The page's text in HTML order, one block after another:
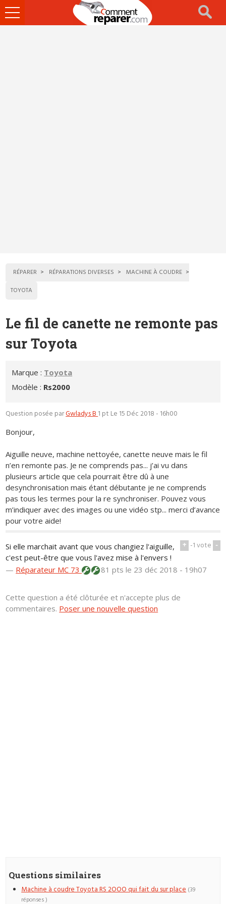
Ouvrir
le
RÉPARER RÉPARATIONS DIVERSES
MACHINE À COUDRE
TOYOTA
Le fil de canette ne remonte pas
sur Toyota
Marque : Toyota
Modèle : Rs2000
Question posée parGwladys B1 pt Le 15 Déc 2018 - 16h00
Bonjour,
Aiguille neuve, machine nettoyée, canette neuve mais le fil
n’en remonte pas. Je ne comprends pas... j’ai vu dans
plusieurs article que cela pourrait être dû à une
desynchronisation mais étant débutante je ne comprends
pas tous les termes pour la re synchroniser. Pouvez vous
m’indiquer avec des images ou une vidéo stp... merci d’avance
pour votre aide!
+ -1vote -
Si elle marchait avant que vous changiez l'aiguille,
c'est peut-être que vous l'avez mise à l'envers !
— Réparateur MC 73 81 ptsle 23 déc 2018 - 19h07
Cette question a été clôturée et n'accepte plus de
commentaires. Poser une nouvelle question
Questions similaires
Machine à coudre Toyota RS 2OOO qui fait du sur place (39
réponses )